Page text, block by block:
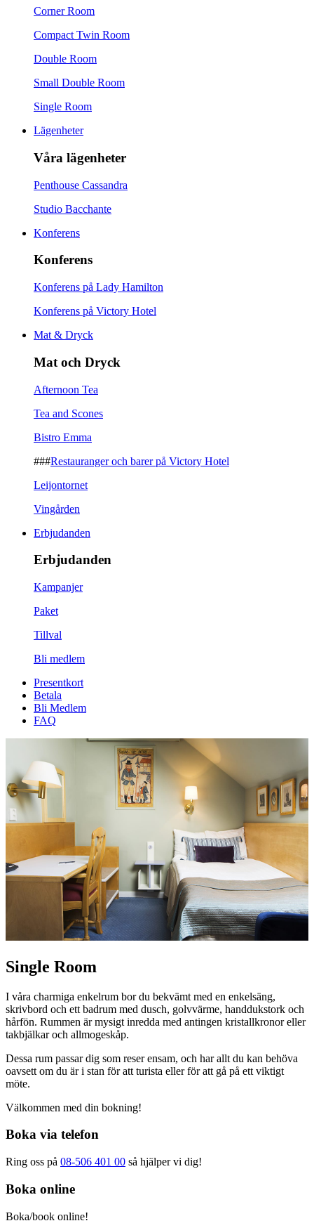
Corner Room
Compact Twin Room
Double Room
Small Double Room
Single Room
Lägenheter
Våra lägenheter
Penthouse Cassandra
Studio Bacchante
Konferens
Konferens
Konferens på Lady Hamilton
Konferens på Victory Hotel
Mat & Dryck
Mat och Dryck
Afternoon Tea
Tea and Scones
Bistro Emma
###Restauranger och barer på Victory Hotel
Leijontornet
Vingården
Erbjudanden
Erbjudanden
Kampanjer
Paket
Tillval
Bli medlem
Presentkort
Betala
Bli Medlem
FAQ
Single Room
I våra charmiga enkelrum bor du bekvämt med en enkelsäng,
skrivbord och ett badrum med dusch, golvvärme, handdukstork och
hårfön. Rummen är mysigt inredda med antingen kristallkronor eller
takbjälkar och allmogeskåp.
Dessa rum passar dig som reser ensam, och har allt du kan behöva
oavsett om du är i stan för att turista eller för att gå på ett viktigt
möte.
Välkommen med din bokning!
Boka via telefon
Ring oss på 08-506 401 00 så hjälper vi dig!
Boka online
Boka/book online!